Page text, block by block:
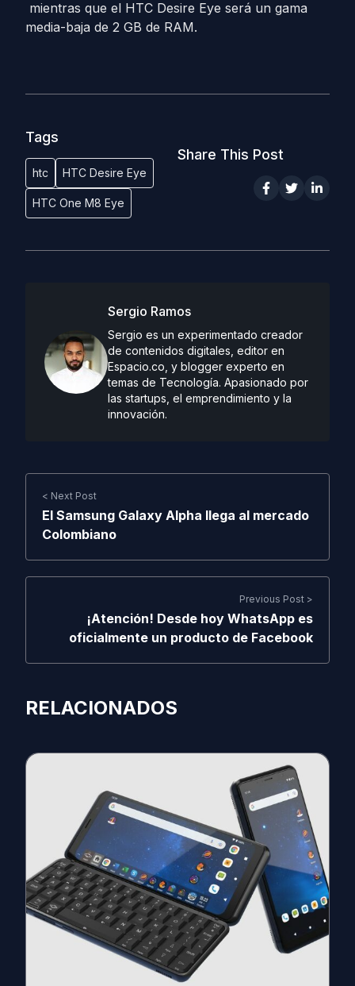
mientras que el HTC Desire Eye será un gama
media-baja de 2 GB de RAM.
Tags
htc HTC Desire Eye
HTC One M8 Eye
Share This Post
Sergio Ramos
Sergio es un experimentado creador
de contenidos digitales, editor en
Espacio.co, y blogger experto en
temas de Tecnología. Apasionado por
las startups, el emprendimiento y la
innovación.
< Next Post
El Samsung Galaxy Alpha llega al mercado
Colombiano
Previous Post >
¡Atención! Desde hoy WhatsApp es
oficialmente un producto de Facebook
RELACIONADOS